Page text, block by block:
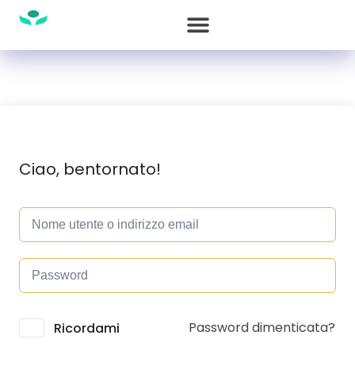
Ciao, bentornato!
Alternative:
Ricordami Password dimenticata?